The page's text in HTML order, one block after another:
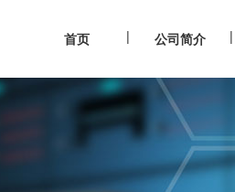
首页 | 公司简介 |